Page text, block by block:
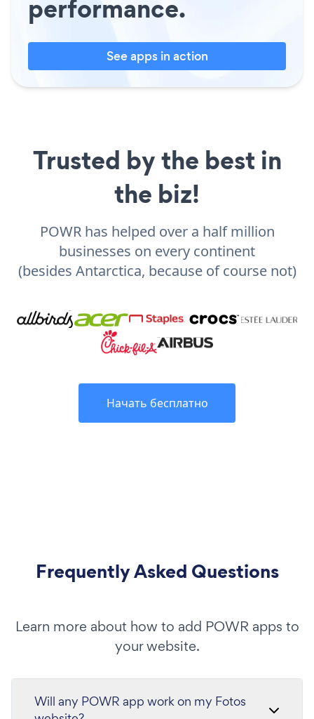
performance.
See apps in action
Trusted by the best in
the biz!
POWR has helped over a half million
businesses on every continent
(besides Antarctica, because of course not)
Начать бесплатно
Frequently Asked Questions
Learn more about how to add POWR apps to
your website.
Will any POWR app work on my Fotos